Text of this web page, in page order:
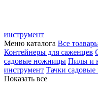
инструмент
Меню каталога Все
Контейнеры для саженцев
садовые ножницы Пилы и
инструмент Тачки садовые
Показать все